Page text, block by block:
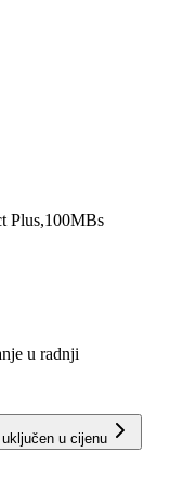
Plus,100MBs
u radnji
uključen u cijenu